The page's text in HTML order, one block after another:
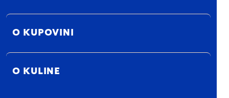
O KUPOVINI
O KULINE